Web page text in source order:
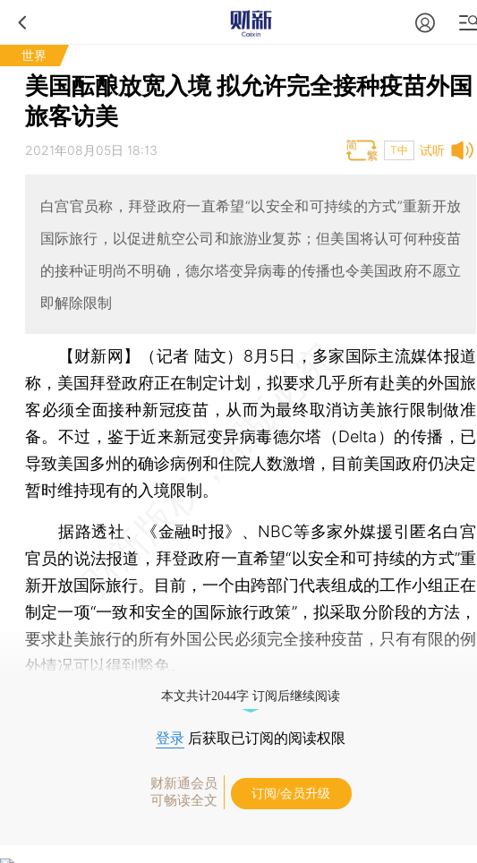
世界
美国酝酿放宽入境 拟允许完全接种疫苗外国
旅客访美
试听
2021年08月05日 18:13 T中
白宫官员称，拜登政府一直希望“以安全和可持续的方式”重新开放
国际旅行，以促进航空公司和旅游业复苏；但美国将认可何种疫苗
的接种证明尚不明确，德尔塔变异病毒的传播也令美国政府不愿立
即解除限制
【财新网】（记者 陆文） 8月5日，多家国际主流媒体报道
称，美国拜登政府正在制定计划，拟要求几乎所有赴美的外国旅
客必须全面接种新冠疫苗，从而为最终取消访美旅行限制做准
备。不过，鉴于近来新冠变异病毒德尔塔（Delta）的传播，已
导致美国多州的确诊病例和住院人数激增，目前美国政府仍决定
暂时维持现有的入境限制。
据路透社、《金融时报》、NBC等多家外媒援引匿名白宫
官员的说法报道，拜登政府一直希望“以安全和可持续的方式”重
新开放国际旅行。目前，一个由跨部门代表组成的工作小组正在
制定一项“一致和安全的国际旅行政策”，拟采取分阶段的方法，
要求赴美旅行的所有外国公民必须完全接种疫苗，只有有限的例
外情况可以得到豁免。
本文共计2044字 订阅后继续阅读
登录 后获取已订阅的阅读权限
财新通会员
可畅读全文
订阅/会员升级